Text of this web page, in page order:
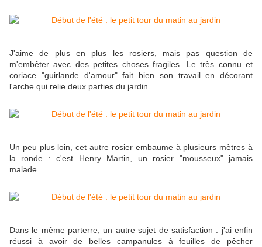
J'aime de plus en plus les rosiers, mais pas question de
m'embêter avec des petites choses fragiles. Le très connu et
coriace "guirlande d'amour" fait bien son travail en décorant
l'arche qui relie deux parties du jardin.
Un peu plus loin, cet autre rosier embaume à plusieurs mètres à
la ronde : c'est Henry Martin, un rosier "mousseux" jamais
malade.
Dans le même parterre, un autre sujet de satisfaction : j'ai enfin
réussi à avoir de belles campanules à feuilles de pêcher